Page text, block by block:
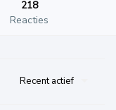
218
Reacties
Recent actief